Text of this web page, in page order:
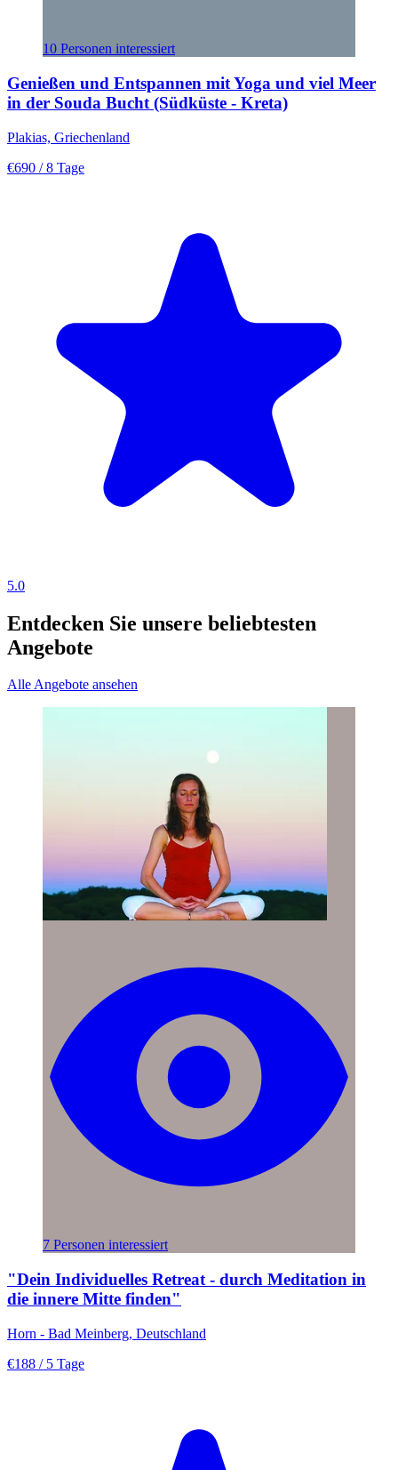
10 Personen interessiert
Genießen und Entspannen mit Yoga und viel Meer
in der Souda Bucht (Südküste - Kreta)
Plakias, Griechenland
€690 / 8 Tage
5.0
Entdecken Sie unsere beliebtesten
Angebote
Alle Angebote ansehen
7 Personen interessiert
"Dein Individuelles Retreat - durch Meditation in
die innere Mitte finden"
Horn - Bad Meinberg, Deutschland
€188 / 5 Tage